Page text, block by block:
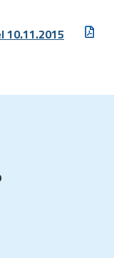
10.11.2015